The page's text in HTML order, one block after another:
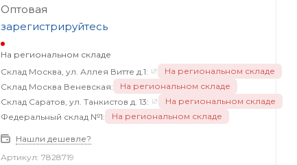
Оптовая
зарегистрируйтесь
На региональном складе
Склад Москва, ул. Аллея Витте д.1:
На региональном складе
Склад Москва Веневская:
На региональном складе
Склад Саратов, ул. Танкистов д. 13:
На региональном складе
Федеральный склад №1:
На региональном складе
Нашли дешевле?
Артикул: 7828719